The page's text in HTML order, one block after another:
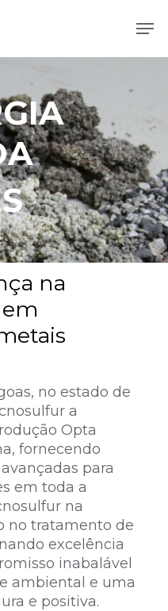
na
no estado de
a
Opta
fornecendo
para
em toda a
na
no tratamento de
excelência
inabalável
ambiental e uma
e positiva.